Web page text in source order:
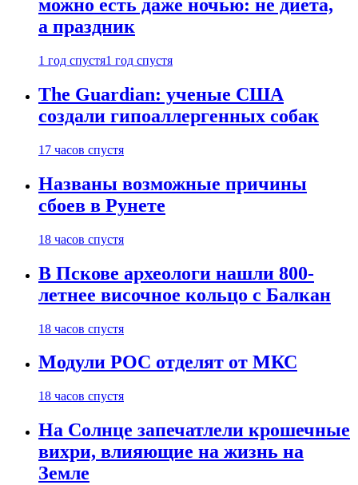
можно есть даже ночью: не диета,
а праздник
1 год спустя1 год спустя
The Guardian: ученые США
создали гипоаллергенных собак
17 часов спустя
Названы возможные причины
сбоев в Рунете
18 часов спустя
В Пскове археологи нашли 800-
летнее височное кольцо с Балкан
18 часов спустя
Модули РОС отделят от МКС
18 часов спустя
На Солнце запечатлели крошечные
вихри, влияющие на жизнь на
Земле